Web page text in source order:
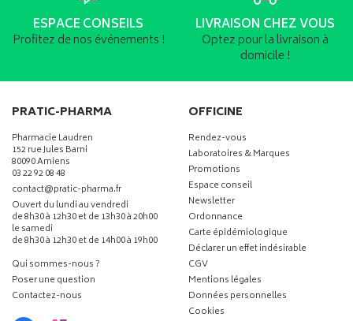
ESPACE CONSEILS
Profitez de nos événements !
LIVRAISON CHEZ VOUS
Optez pour la livraison à
domicile !
PRATIC-PHARMA
Pharmacie Laudren
152 rue Jules Barni
80090 Amiens
03 22 92 08 48
contact-
@-
pratic-pharma.fr
Ouvert du lundi au vendredi
de 8h30 à 12h30 et de 13h30 à 20h00
le samedi
de 8h30 à 12h30 et de 14h00 à 19h00
Qui sommes-nous ?
Poser une question
Contactez-nous
OFFICINE
Rendez-vous
Laboratoires & Marques
Promotions
Espace conseil
Newsletter
Ordonnance
Carte épidémiologique
Déclarer un effet indésirable
CGV
Mentions légales
Données personnelles
Cookies